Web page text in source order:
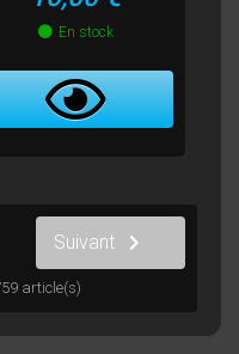
En stock
article(s)
Suivant